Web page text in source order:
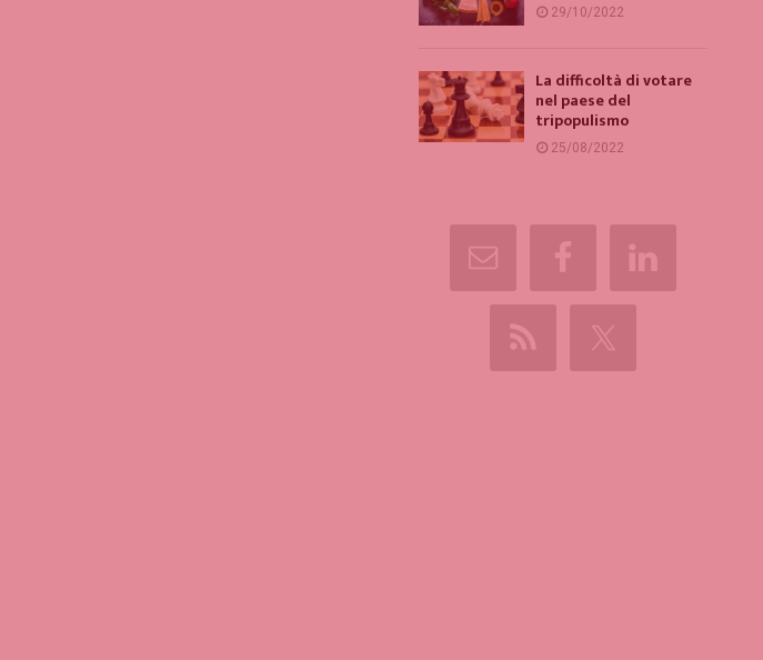
29/10/2022
La difficoltà di votare
nel paese del
tripopulismo
25/08/2022